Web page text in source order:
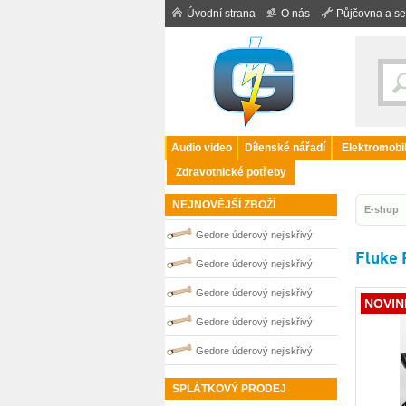
Úvodní strana O nás Půjčovna a
Audio video Dílenské nářadí
Zdravotnické potřeby
NEJNOVĚJŠÍ ZBOŽÍ
Gedore úderový nejiskřivý
plochý klíč vyhnutý 36 mm
0100253S
Gedore úderový nejiskřivý
plochý klíč vyhnutý 60 mm
0100258S
Gedore úderový nejiskřivý
plochý klíč vyhnutý 55 mm
0100257S
Gedore úderový nejiskřivý
plochý klíč vyhnutý 65 mm
0100259S
Gedore úderový nejiskřivý
plochý klíč vyhnutý 32 mm
SPLÁTKOVÝ PRODEJ
E-shop
Fluke